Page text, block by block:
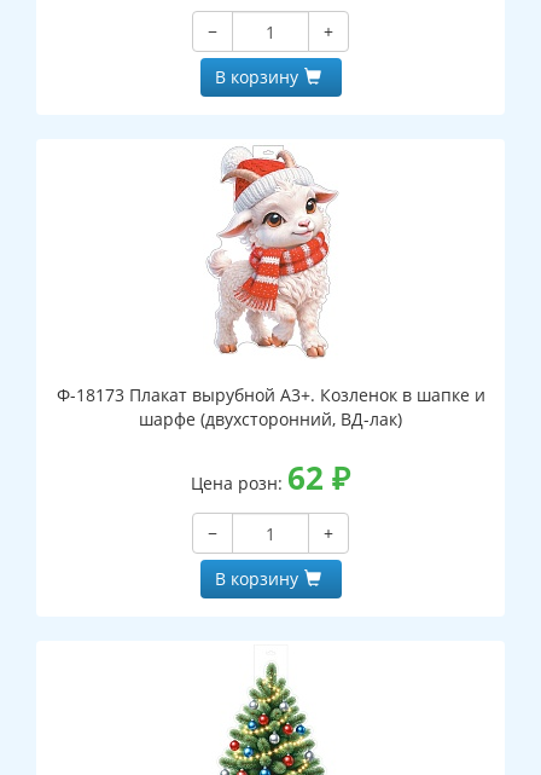
−
+
В корзину
Ф-18173 Плакат вырубной А3+. Козленок в шапке и
шарфе (двухсторонний, ВД-лак)
Цена розн: 62 ₽
−
+
В корзину